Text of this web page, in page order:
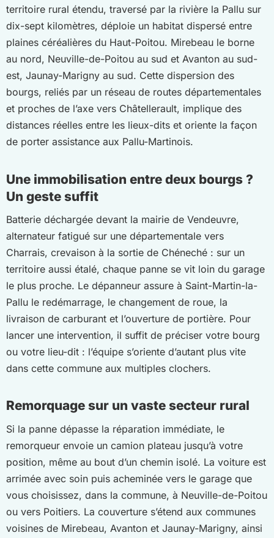
territoire rural étendu, traversé par la rivière la Pallu sur
dix-sept kilomètres, déploie un habitat dispersé entre
plaines céréalières du Haut-Poitou. Mirebeau le borne
au nord, Neuville-de-Poitou au sud et Avanton au sud-
est, Jaunay-Marigny au sud. Cette dispersion des
bourgs, reliés par un réseau de routes départementales
et proches de l’axe vers Châtellerault, implique des
distances réelles entre les lieux-dits et oriente la façon
de porter assistance aux Pallu-Martinois.
Une immobilisation entre deux bourgs ?
Un geste suffit
Batterie déchargée devant la mairie de Vendeuvre,
alternateur fatigué sur une départementale vers
Charrais, crevaison à la sortie de Chéneché : sur un
territoire aussi étalé, chaque panne se vit loin du garage
le plus proche. Le dépanneur assure à Saint-Martin-la-
Pallu le redémarrage, le changement de roue, la
livraison de carburant et l’ouverture de portière. Pour
lancer une intervention, il suffit de préciser votre bourg
ou votre lieu-dit : l’équipe s’oriente d’autant plus vite
dans cette commune aux multiples clochers.
Remorquage sur un vaste secteur rural
Si la panne dépasse la réparation immédiate, le
remorqueur envoie un camion plateau jusqu’à votre
position, même au bout d’un chemin isolé. La voiture est
arrimée avec soin puis acheminée vers le garage que
vous choisissez, dans la commune, à Neuville-de-Poitou
ou vers Poitiers. La couverture s’étend aux communes
voisines de Mirebeau, Avanton et Jaunay-Marigny, ainsi